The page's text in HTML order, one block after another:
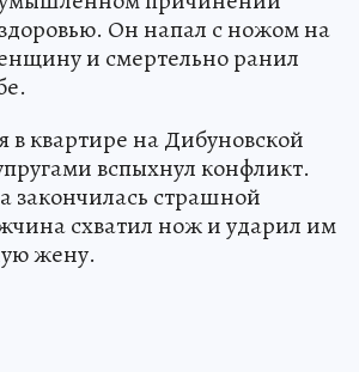
Он напал с ножом на
и смертельно ранил
в квартире на Дибуновской
вспыхнул конфликт.
закончилась страшной
схватил нож и ударил им
жену.